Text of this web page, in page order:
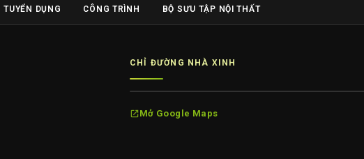
TUYỂN DỤNG CÔNG TRÌNH BỘ SƯU TẬP NỘI THẤT
CHỈ ĐƯỜNG NHÀ XINH
Mở Google Maps